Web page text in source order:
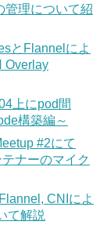
管理について紹
とFlannelによ
Overlay
上にpod間
構築編～
#2にて
ナーのマイク
CNIによ
て解説